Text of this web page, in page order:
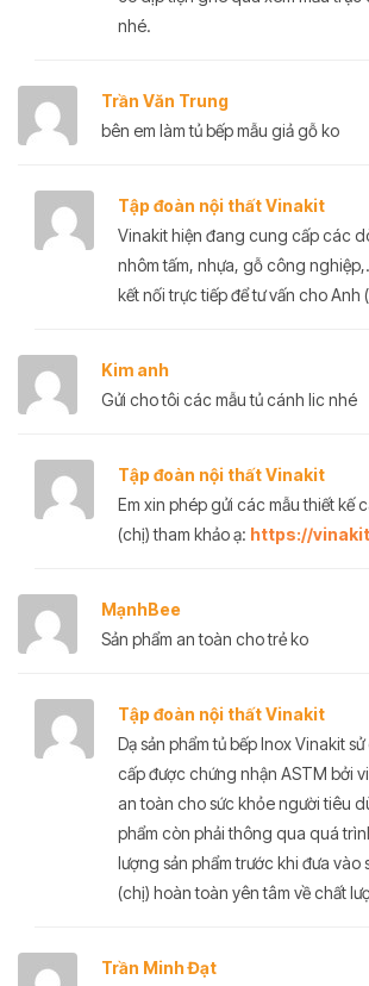
nhé.
Trần Văn Trung
bên em làm tủ bếp mẫu giả gỗ ko
Tập đoàn nội thất Vinakit
Vinakit hiện đang cung cấp các
nhôm tấm, nhựa, gỗ công
kết nối trực tiếp để tư vấn cho Anh
Kim anh
Gửi cho tôi các mẫu tủ cánh lic nhé
Tập đoàn nội thất Vinakit
Em xin phép gửi các mẫu thiết kế
(chị) tham khảo ạ: https://
MạnhBee
Sản phẩm an toàn cho trẻ ko
Tập đoàn nội thất Vinakit
Dạ sản phẩm tủ bếp Inox Vinakit
cấp được chứng nhận ASTM bởi
an toàn cho sức khỏe người tiêu
phẩm còn phải thông qua quá
lượng sản phẩm trước khi đưa vào
(chị) hoàn toàn yên tâm về chất
Trần Minh Đạt